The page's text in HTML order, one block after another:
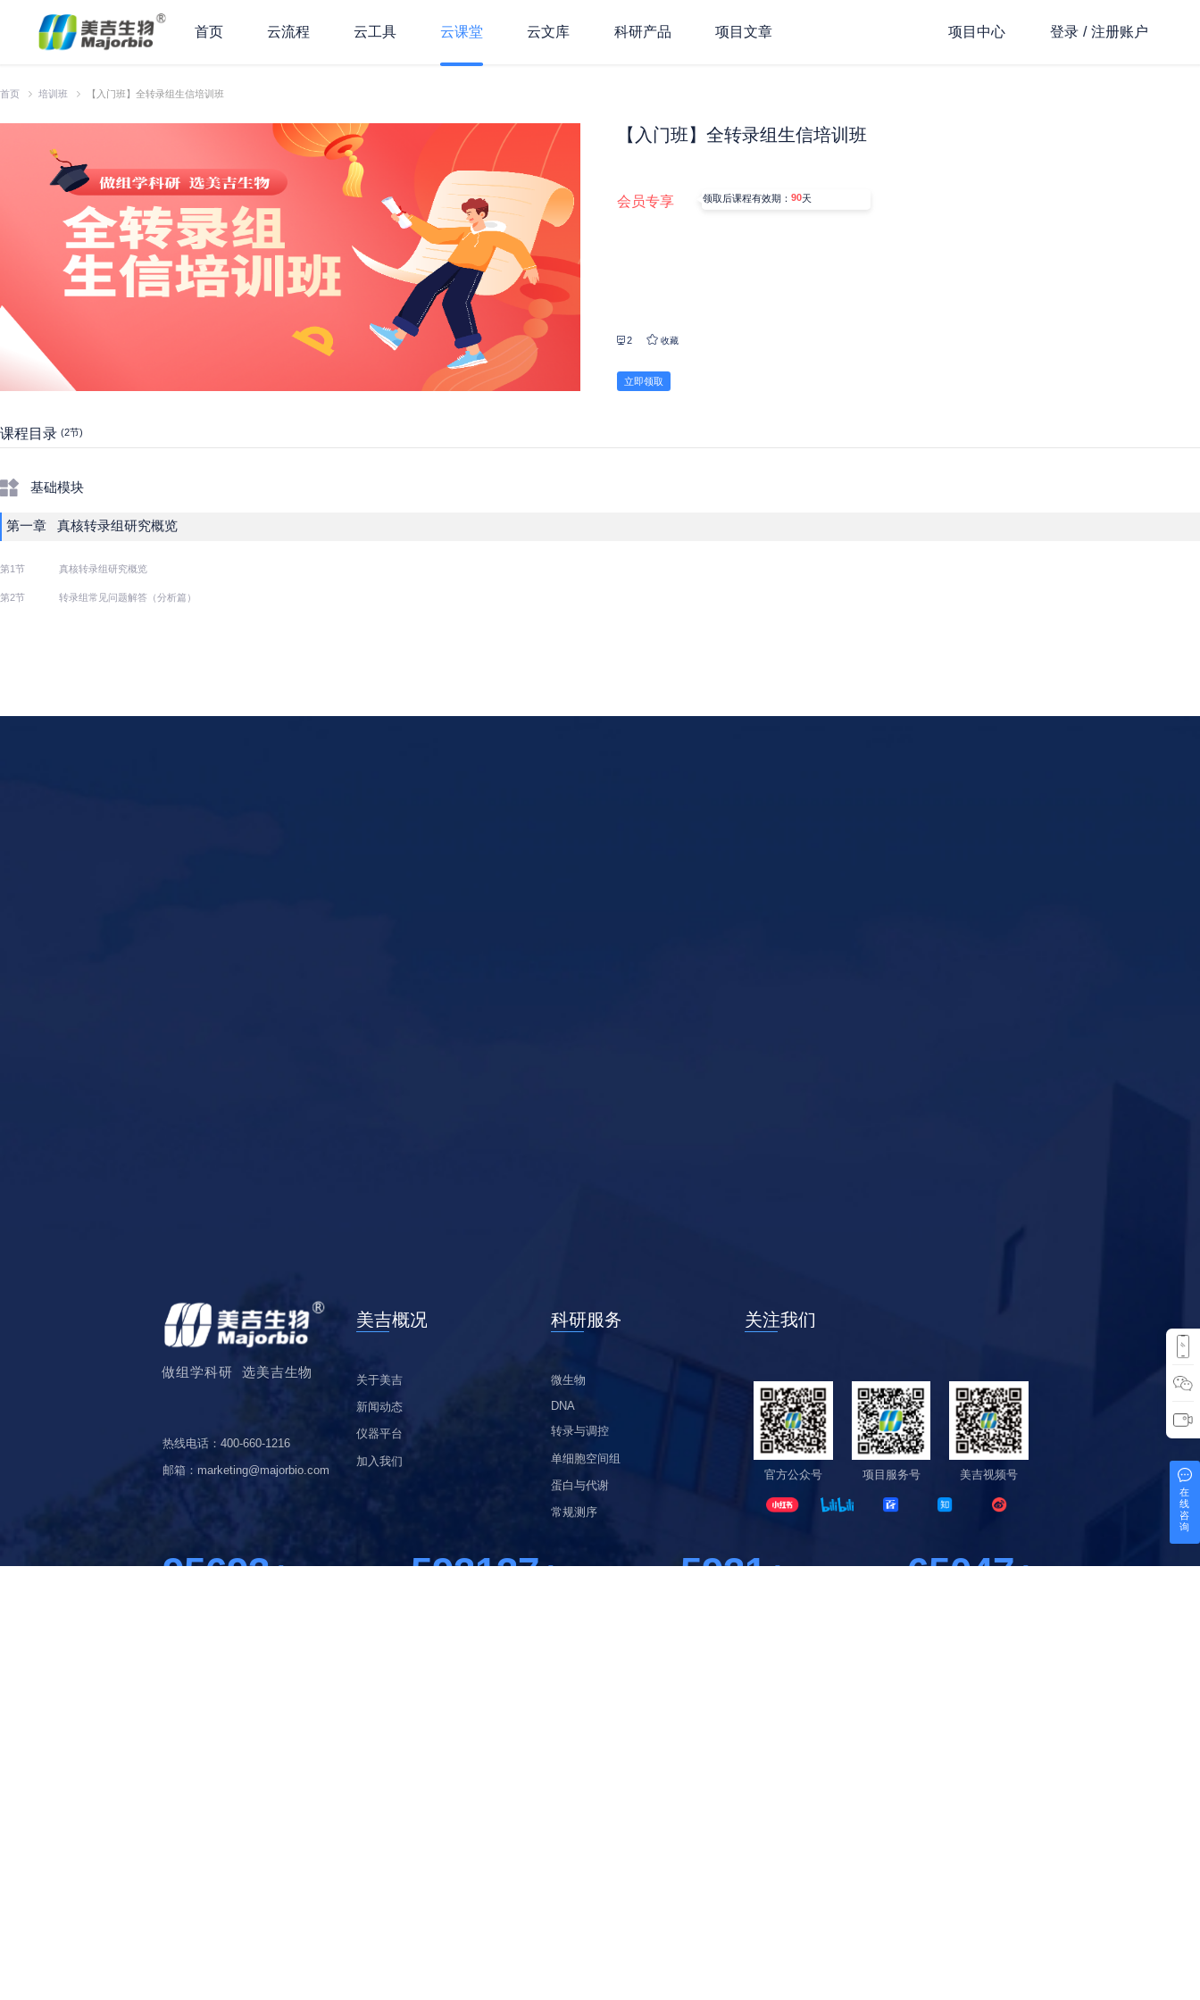
首页 云流程 云工具 云课堂 云文库 科研产品 项目文章 项目中心 登录 / 注册账户
首页  培训班  【入门班】全转录组生信培训班
【入门班】全转录组生信培训班
会员专享 领取后课程有效期：90天
2 收藏
立即领取
课程目录 (2节)
基础模块
第一章 真核转录组研究概览
第1节 真核转录组研究概览
第2节 转录组常见问题解答（分析篇）
热线电话：400-660-1216
邮箱：marketing@majorbio.com
关于美吉
新闻动态
仪器平台
加入我们
微生物
DNA
转录与调控
单细胞空间组
蛋白与代谢
常规测序
官方公众号 项目服务号 美吉视频号
96444+ 597796+ 5978+ 65558+
在
线
咨
询